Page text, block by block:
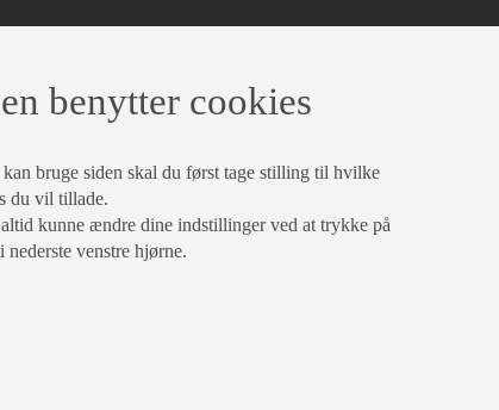
benytter cookies
bruge siden skal du først tage stilling til hvilke
du vil tillade.
kunne ændre dine indstillinger ved at trykke på
nederste venstre hjørne.